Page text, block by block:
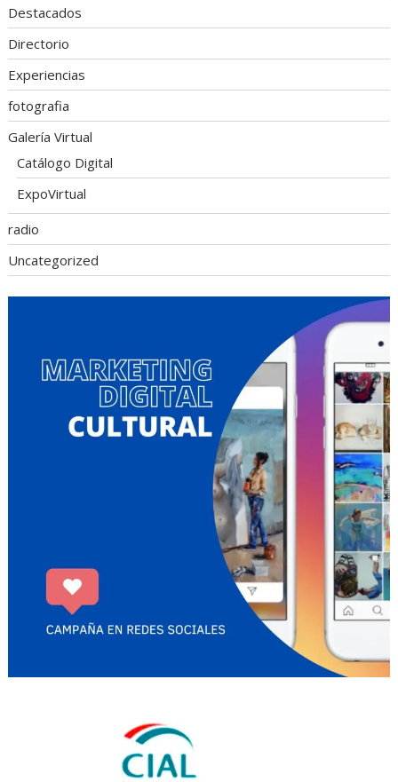
Destacados
Directorio
Experiencias
fotografia
Galería Virtual
Catálogo Digital
ExpoVirtual
radio
Uncategorized